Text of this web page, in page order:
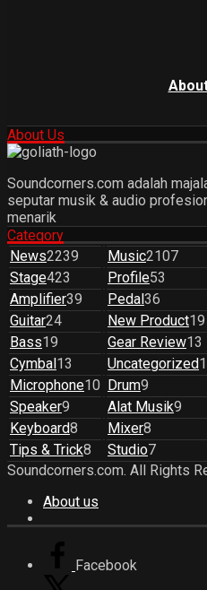
About Us
Soundcorners.com adalah
seputar musik & audio
menarik
Category
News2239 Music2107
Stage423 Profile53
Amplifier39 Pedal 36
Guitar24 New Product19
Bass19 Gear Review13
Cymbal 13 Uncategorized
Microphone10 Drum9
Speaker9 Alat Musik9
Keyboard8 Mixer8
Tips & Trick8 Studio7
Soundcorners.com. All Rights
About us
Facebook